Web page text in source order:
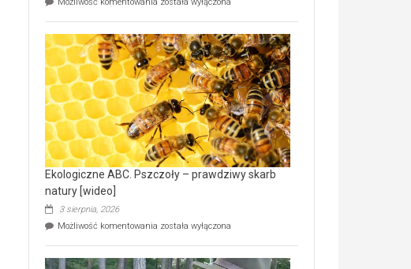
Możliwość komentowania
Wręczyca
Wielka
z
dofinansowaniem
ponad
15,6
mln
na
modernizację
oczyszczalni
ścieków
[wideo]
została wyłączona
Ekologiczne ABC. Pszczoły – prawdziwy skarb
natury [wideo]
3 sierpnia, 2026
Możliwość komentowania Ekologiczne
–
została wyłączona